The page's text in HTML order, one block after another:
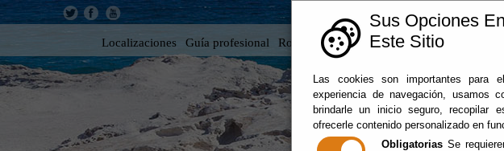
Sus Opciones
Este Sitio
Las cookies son importantes para
experiencia de navegación, usamos
brindarle un inicio seguro, recopilar
ofrecerle contenido personalizado en
Obligatorias Se
Localizaciones Guía profesional Rodar en Almería 360